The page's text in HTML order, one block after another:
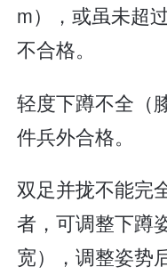
m），或虽未超
不合格。
轻度下蹲不全（
件兵外合格。
双足并拢不能完
者，可调整下蹲
宽），调整姿势